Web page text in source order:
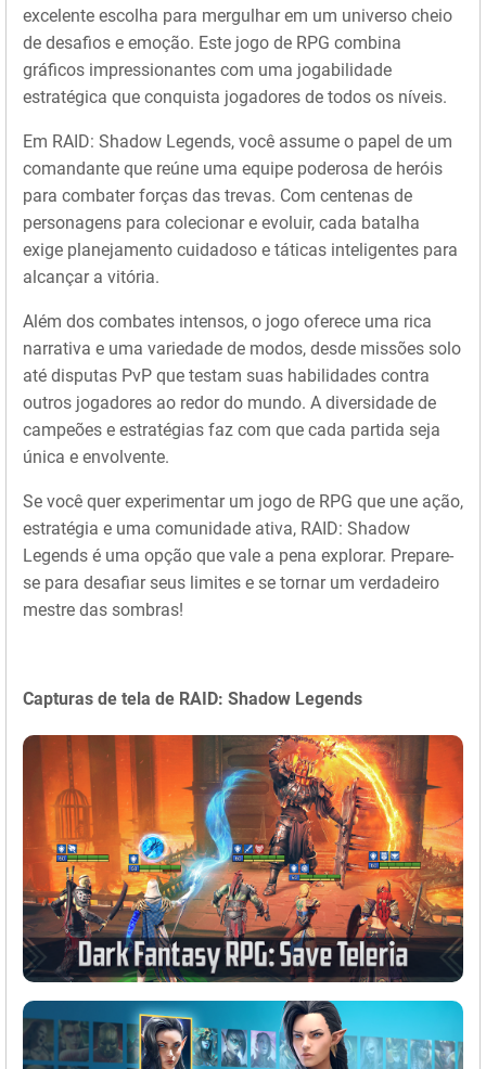
excelente escolha para mergulhar em um universo cheio
de desafios e emoção. Este jogo de RPG combina
gráficos impressionantes com uma jogabilidade
estratégica que conquista jogadores de todos os níveis.
Em RAID: Shadow Legends, você assume o papel de um
comandante que reúne uma equipe poderosa de heróis
para combater forças das trevas. Com centenas de
personagens para colecionar e evoluir, cada batalha
exige planejamento cuidadoso e táticas inteligentes para
alcançar a vitória.
Além dos combates intensos, o jogo oferece uma rica
narrativa e uma variedade de modos, desde missões solo
até disputas PvP que testam suas habilidades contra
outros jogadores ao redor do mundo. A diversidade de
campeões e estratégias faz com que cada partida seja
única e envolvente.
Se você quer experimentar um jogo de RPG que une ação,
estratégia e uma comunidade ativa, RAID: Shadow
Legends é uma opção que vale a pena explorar. Prepare-
se para desafiar seus limites e se tornar um verdadeiro
mestre das sombras!
Capturas de tela de RAID: Shadow Legends